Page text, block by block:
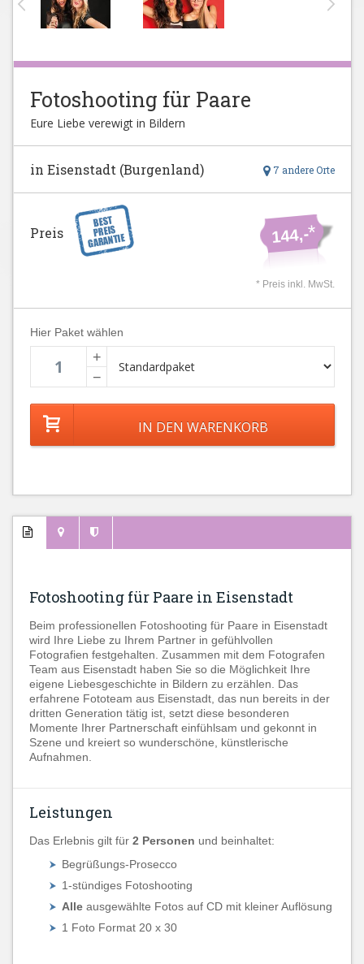
Fotoshooting für Paare
Eure Liebe verewigt in Bildern
7 andere Orte
in Eisenstadt (Burgenland)
144,-*
Preis
* Preis inkl. MwSt.
Hier Paket wählen
+
−
Fotoshooting für Paare in Eisenstadt
Beim professionellen Fotoshooting für Paare in Eisenstadt
wird Ihre Liebe zu Ihrem Partner in gefühlvollen
Fotografien festgehalten. Zusammen mit dem Fotografen
Team aus Eisenstadt haben Sie so die Möglichkeit Ihre
eigene Liebesgeschichte in Bildern zu erzählen. Das
erfahrene Fototeam aus Eisenstadt, das nun bereits in der
dritten Generation tätig ist, setzt diese besonderen
Momente Ihrer Partnerschaft einfühlsam und gekonnt in
Szene und kreiert so wunderschöne, künstlerische
Aufnahmen.
Leistungen
Das Erlebnis gilt für 2 Personen und beinhaltet:
Begrüßungs-Prosecco
1-stündiges Fotoshooting
Alle ausgewählte Fotos auf CD mit kleiner Auflösung
1 Foto Format 20 x 30